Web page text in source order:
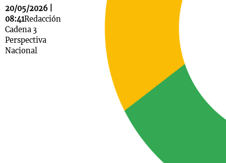
20/05/2026 |
08:41Redacción
Cadena 3
Perspectiva
Nacional